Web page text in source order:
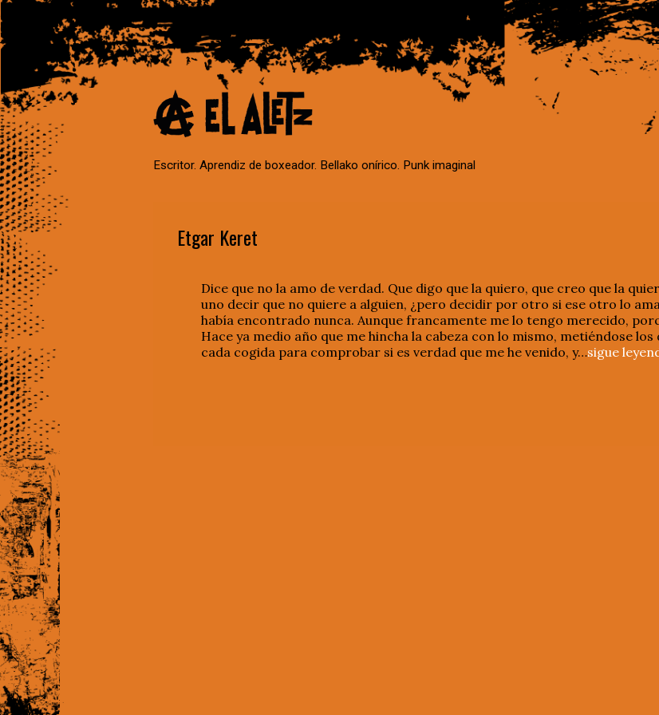
Escritor. Aprendiz de boxeador. Bellako onírico. Punk imaginal
Etgar Keret
Dice que no la amo de verdad. Que digo que la quiero, que creo que la
uno decir que no quiere a alguien, ¿pero decidir por otro si ese otro lo
había encontrado nunca. Aunque francamente me lo tengo merecido,
Hace ya medio año que me hincha la cabeza con lo mismo, metiéndose los
cada cogida para comprobar si es verdad que me he venido, y…sigue